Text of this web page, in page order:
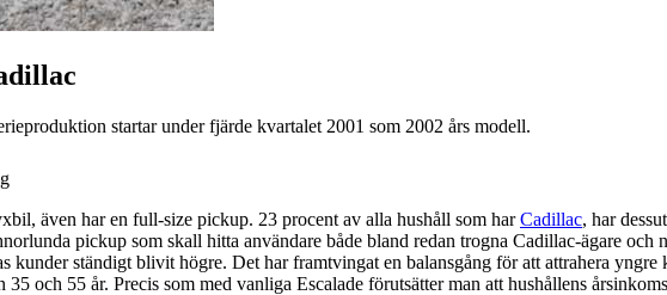
startar under fjärde kvartalet 2001 som 2002 års modell.
även har en full-size pickup. 23 procent av alla hushåll som harCadillac, har
pickup som skall hitta användare både bland redan trogna Cadillac-ägare och
ständigt blivit högre. Det har framtvingat en balansgång för att attrahera yngre
och 55 år. Precis som med vanliga Escalade förutsätter man att hushållens